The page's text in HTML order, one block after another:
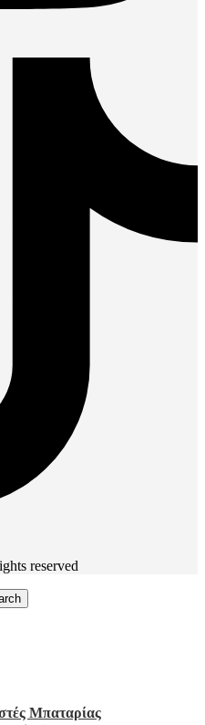
reserved
Μπαταρίας